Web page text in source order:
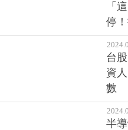
「
停
台
資
數
半